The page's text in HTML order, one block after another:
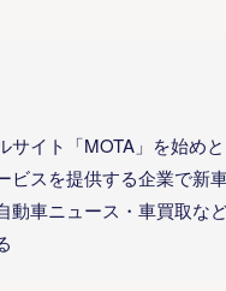
サイト「MOTA」を始め
ビスを提供する企業で新
動車ニュース・車買取な